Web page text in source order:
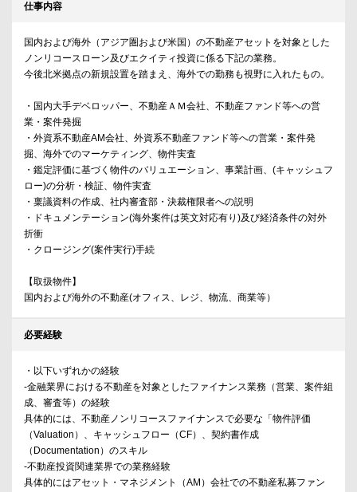
仕事内容
国内および海外（アジア圏および米国）の不動産アセットを対象とした
ノンリコースローン及びエクイティ投資に係る下記の業務。
今後北米拠点の新規設置を踏まえ、海外での勤務も視野に入れたもの。
・国内大手デベロッパー、不動産ＡＭ会社、不動産ファンド等への営
業・案件発掘
・外資系不動産AM会社、外資系不動産ファンド等への営業・案件発
掘、海外でのマーケティング、物件実査
・鑑定評価に基づく物件のバリュエーション、事業計画、(キャッシュフ
ロー)の分析・検証、物件実査
・稟議資料の作成、社内審査部・決裁権限者への説明
・ドキュメンテーション(海外案件は英文対応有り)及び経済条件の対外
折衝
・クロージング(案件実行)手続
【取扱物件】
国内および海外の不動産(オフィス、レジ、物流、商業等）
必要経験
・以下いずれかの経験
-金融業界における不動産を対象としたファイナンス業務（営業、案件組
成、審査等）の経験
具体的には、不動産ノンリコースファイナンスで必要な「物件評価
（Valuation）、キャッシュフロー（CF）、契約書作成
（Documentation）のスキル
-不動産投資関連業界での業務経験
具体的にはアセット・マネジメント（AM）会社での不動産私募ファン